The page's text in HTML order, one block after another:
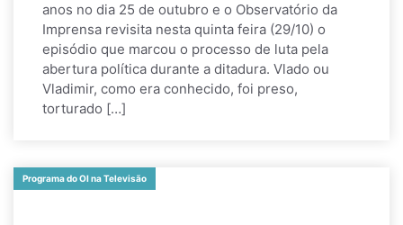
anos no dia 25 de outubro e o Observatório da
Imprensa revisita nesta quinta feira (29/10) o
episódio que marcou o processo de luta pela
abertura política durante a ditadura. Vlado ou
Vladimir, como era conhecido, foi preso,
torturado […]
Programa do OI na Televisão